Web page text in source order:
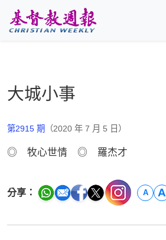
大城小事
第2915 期 （2020 年 7 月 5 日）
◎ 牧心世情 ◎ 羅杰才
分享： A A